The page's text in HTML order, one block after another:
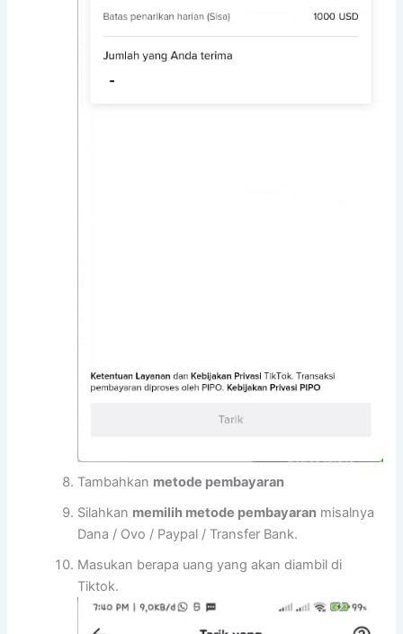
Tambahkan metode pembayaran
Silahkan memilih metode pembayaran misalnya
Dana / Ovo / Paypal / Transfer Bank.
Masukan berapa uang yang akan diambil di
Tiktok.